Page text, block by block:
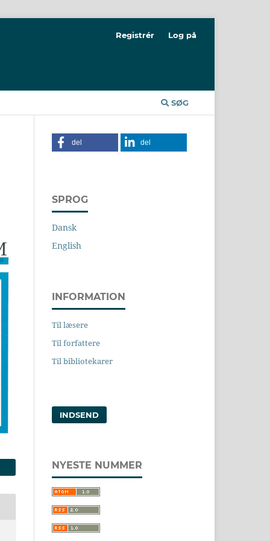
SØG
Registrér Log på
del del
SPROG
Dansk
English
INFORMATION
Til læsere
Til forfattere
Til bibliotekarer
INDSEND
NYESTE NUMMER